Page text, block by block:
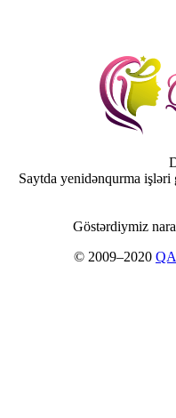
Saytda yenidənqurma
Göstərdiymiz
© 2009–2020